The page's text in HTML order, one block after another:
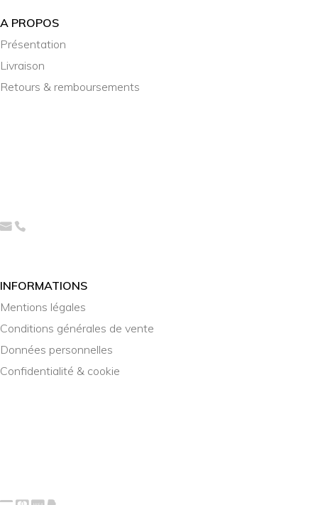
A PROPOS
Présentation
Livraison
Retours & remboursements
INFORMATIONS
Mentions légales
Conditions générales de vente
Données personnelles
Confidentialité & cookie